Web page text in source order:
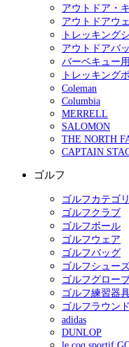
アウトドア・
アウトドアウ
トレッキング
アウトドアバ
バーベキュー
トレッキング
Coleman
Columbia
MERRELL
SALOMON
THE NORTH
CAPTAIN
ゴルフ
ゴルフカテゴ
ゴルフクラブ
ゴルフボール
ゴルフウェア
ゴルフバッグ
ゴルフシュー
ゴルフグローブ
ゴルフ練習器
ゴルフラウン
adidas
DUNLOP